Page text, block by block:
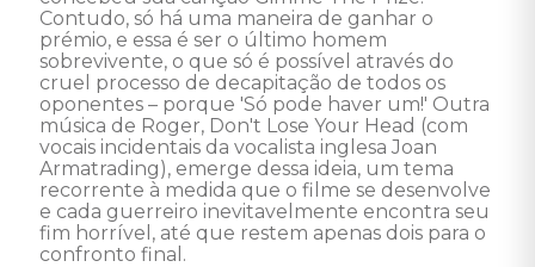
Contudo, só há uma maneira de ganhar o
prémio, e essa é ser o último homem
sobrevivente, o que só é possível através do
cruel processo de decapitação de todos os
oponentes – porque 'Só pode haver um!' Outra
música de Roger, Don't Lose Your Head (com
vocais incidentais da vocalista inglesa Joan
Armatrading), emerge dessa ideia, um tema
recorrente à medida que o filme se desenvolve
e cada guerreiro inevitavelmente encontra seu
fim horrível, até que restem apenas dois para o
confronto final.